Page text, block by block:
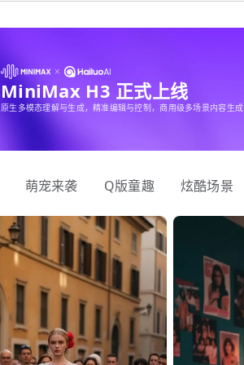
MiniMax H3 正式上线
原生多模态理解与生成，精准编辑与控制，商用级多场景内容生成
萌宠来袭 Q版童趣 炫酷场景